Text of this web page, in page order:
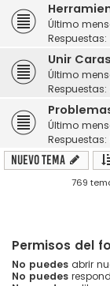
Último
Respuestas:
Unir Caras
Último
Respuestas:
Último
Respuestas:
Nuevo Tema
769
Permisos del
No puedes abrir
No puedes